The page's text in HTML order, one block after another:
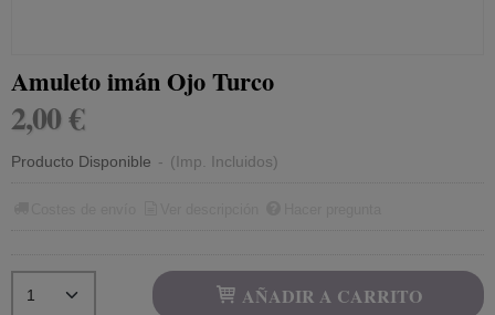
Amuleto imán Ojo Turco
2,00 €
Producto Disponible - (Imp. Incluidos)
AÑADIR A CARRITO